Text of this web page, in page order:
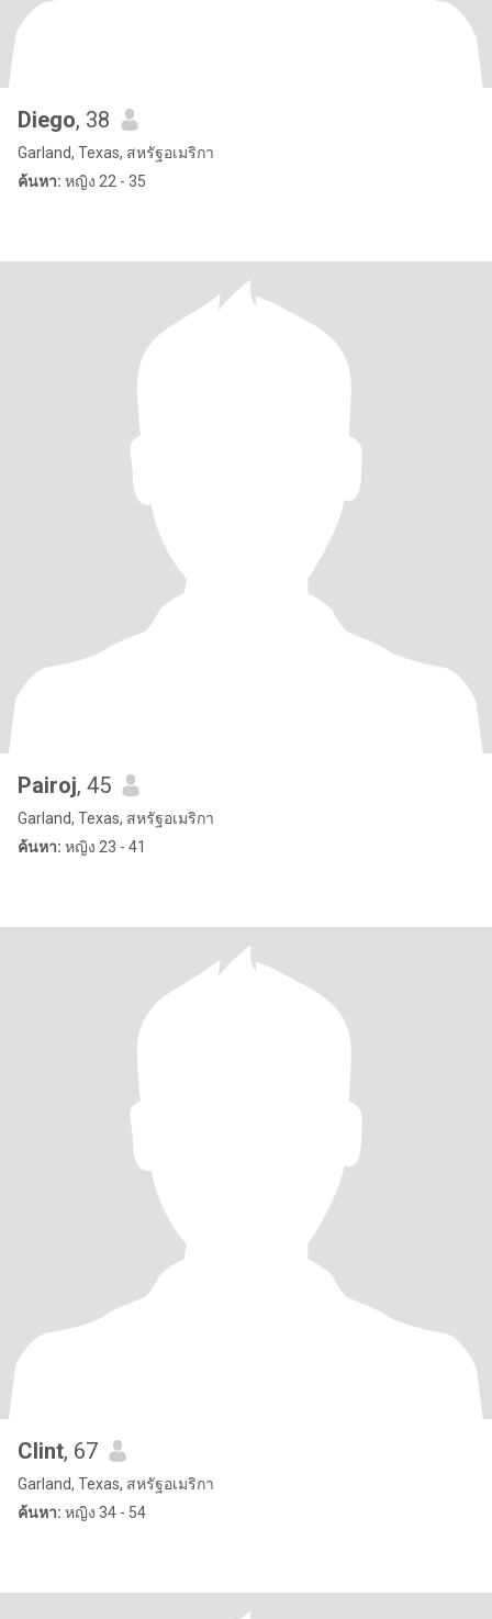
Diego, 38
Garland, Texas, สหรัฐอเมริกา
ค้นหา: หญิง 22 - 35
Pairoj, 45
Garland, Texas, สหรัฐอเมริกา
ค้นหา: หญิง 23 - 41
Clint, 67
Garland, Texas, สหรัฐอเมริกา
ค้นหา: หญิง 34 - 54